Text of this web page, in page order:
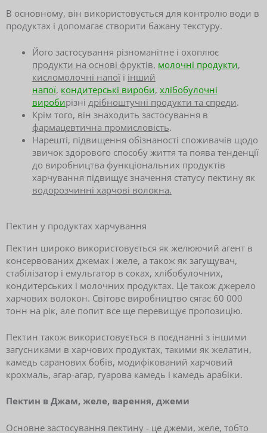
В основному, він використовується для контролю води в
продуктах і допомагає створити бажану текстуру.
Його застосування різноманітне і охоплює
продукти на основі фруктів, молочні продукти,
кисломолочні напоїі інший
напої, кондитерські вироби, хлібобулочні
виробирізні дрібноштучні продукти та спреди.
Крім того, він знаходить застосування в
фармацевтична промисловість.
Нарешті, підвищення обізнаності споживачів щодо
звичок здорового способу життя та поява тенденції
до виробництва функціональних продуктів
харчування підвищує значення статусу пектину як
водорозчинні харчові волокна.
Пектин у продуктах харчування
Пектин широко використовується як желюючий агент в
консервованих джемах і желе, а також як загущувач,
стабілізатор і емульгатор в соках, хлібобулочних,
кондитерських і молочних продуктах. Це також джерело
харчових волокон. Світове виробництво сягає 60 000
тонн на рік, але попит все ще перевищує пропозицію.
Пектин також використовується в поєднанні з іншими
загусниками в харчових продуктах, такими як желатин,
камедь саранових бобів, модифікований харчовий
крохмаль, агар-агар, гуарова камедь і камедь арабіки.
Пектин в Джам, желе, варення, джеми
Основне застосування пектину - це джеми, желе, тобто